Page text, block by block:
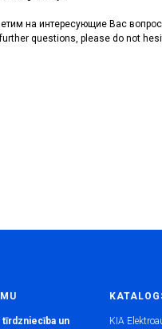
на интересующие Вас
questions, please do not
tīrdzniecība un
KIA